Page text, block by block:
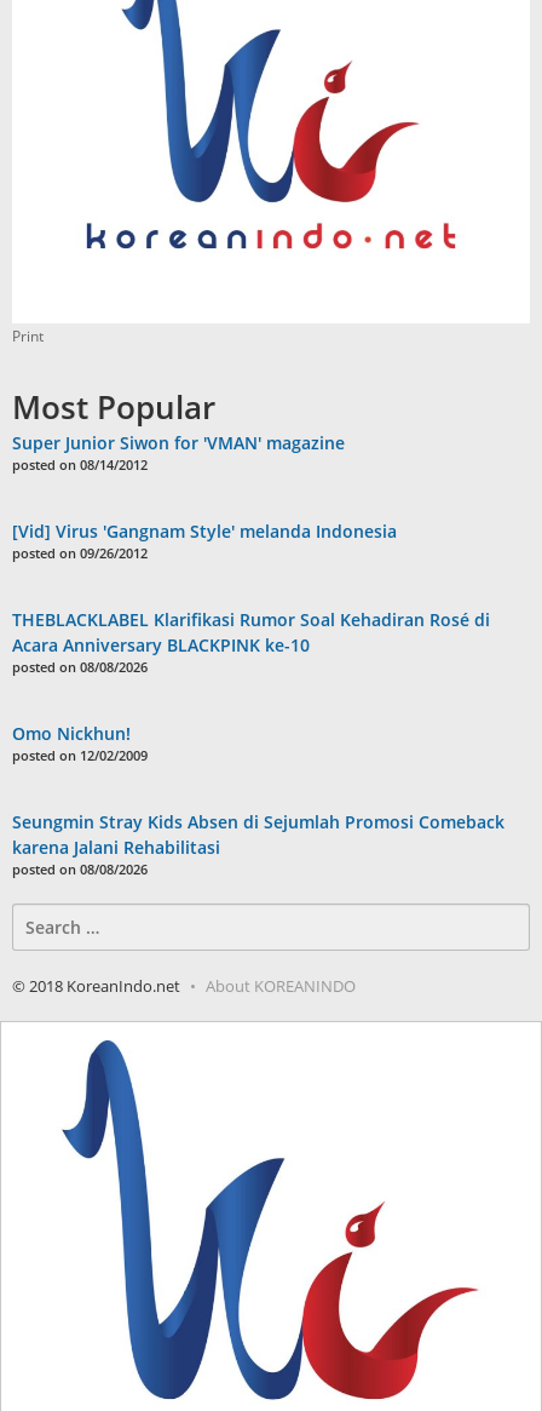
Print
Most Popular
Super Junior Siwon for 'VMAN' magazine
posted on 08/14/2012
[Vid] Virus 'Gangnam Style' melanda Indonesia
posted on 09/26/2012
THEBLACKLABEL Klarifikasi Rumor Soal Kehadiran Rosé di
Acara Anniversary BLACKPINK ke-10
posted on 08/08/2026
Omo Nickhun!
posted on 12/02/2009
Seungmin Stray Kids Absen di Sejumlah Promosi Comeback
karena Jalani Rehabilitasi
posted on 08/08/2026
for:
© 2018 KoreanIndo.net About KOREANINDO